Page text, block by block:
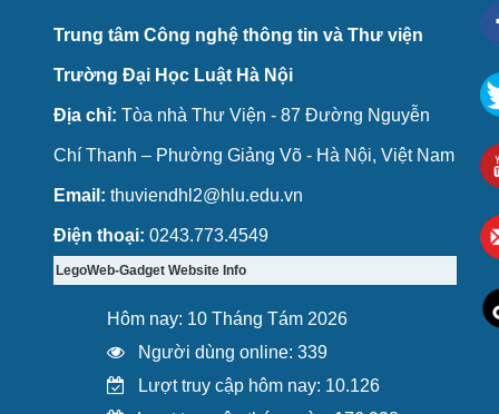
Trung tâm Công nghệ thông tin và Thư viện
Trường Đại Học Luật Hà Nội
Địa chỉ: Tòa nhà Thư Viện - 87 Đường Nguyễn
Chí Thanh – Phường Giảng Võ - Hà Nội, Việt Nam
Email: thuviendhl2@hlu.edu.vn
Điện thoại: 0243.773.4549
LegoWeb-Gadget Website Info
Hôm nay: 10 Tháng Tám 2026
Người dùng online: 339
Lượt truy cập hôm nay: 10.126